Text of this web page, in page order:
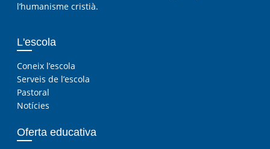
l’humanisme cristià.
L'escola
Coneix l’escola
Serveis de l’escola
Pastoral
Notícies
Oferta educativa